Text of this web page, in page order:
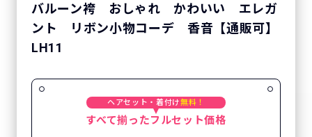
バルーン袴 おしゃれ かわいい エレガ
ント リボン小物コーデ 香音【通販可】
LH11
ヘアセット・着付け無料！
すべて揃ったフルセット価格